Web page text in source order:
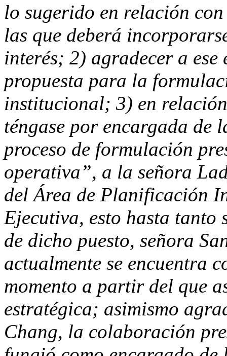
lo sugerido en relación
las que deberá
interés; 2) agradecer a
propuesta para la
institucional; 3) en
téngase por encargada de
proceso de formulación
operativa”, a la señora
del Área de Planificación
Ejecutiva, esto hasta
de dicho puesto, señora
actualmente se encuentra
momento a partir del que
estratégica; asimismo
Chang, la colaboración